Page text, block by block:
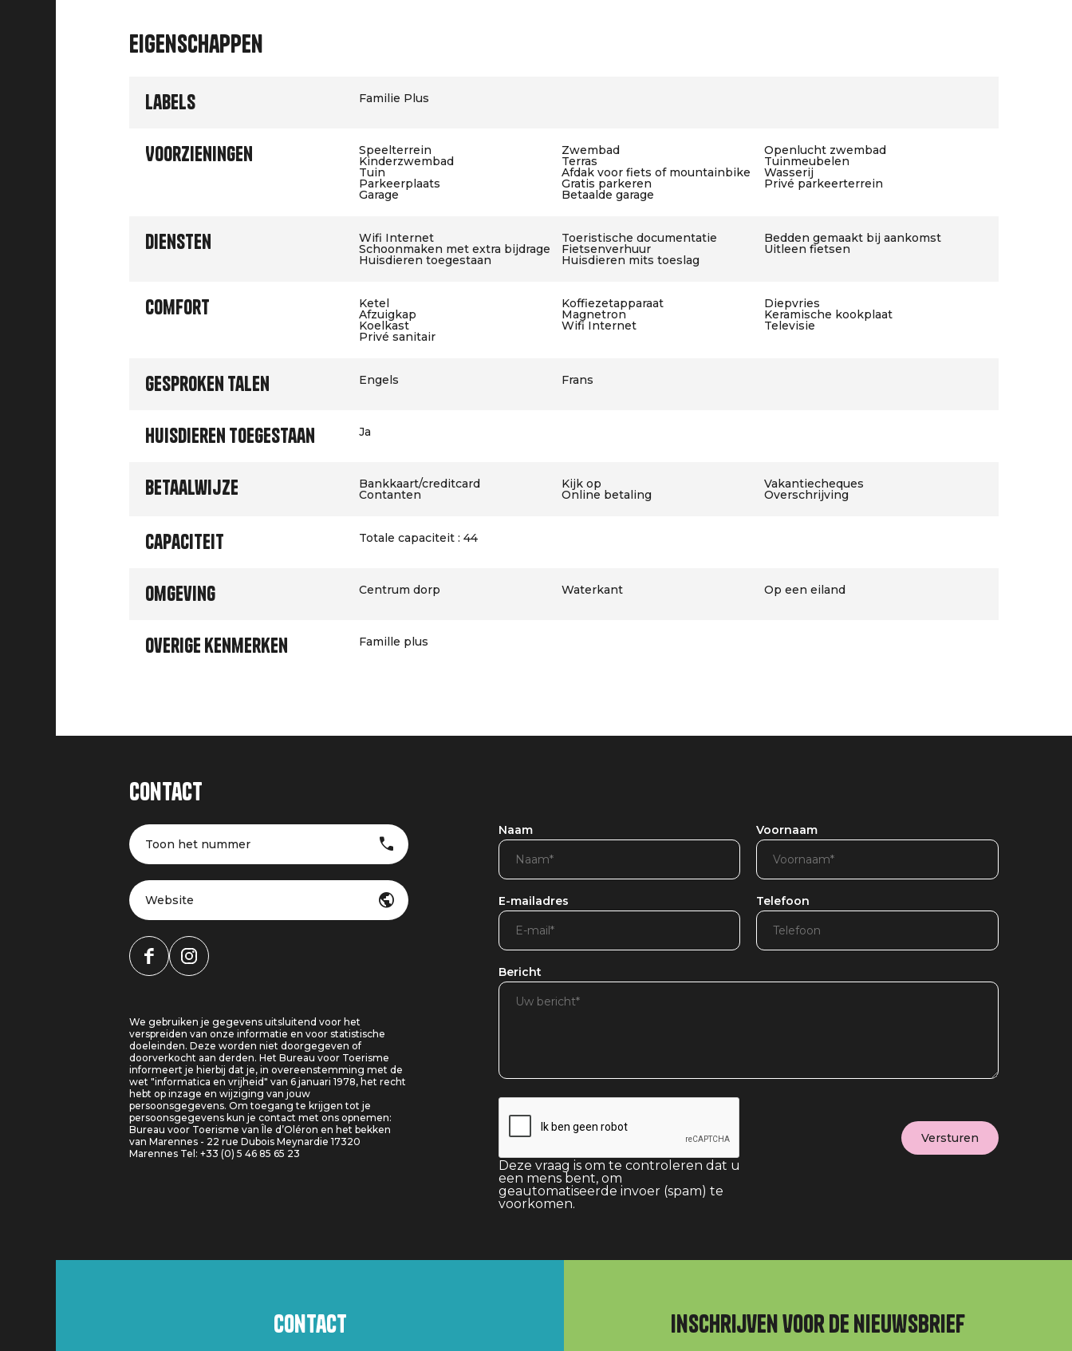
Eigenschappen
Labels Familie Plus
Voorzieningen Speelterrein Zwembad Openlucht zwembad
Kinderzwembad Terras Tuinmeubelen
Tuin Afdak voor fiets of mountainbike Wasserij
Parkeerplaats Gratis parkeren Privé parkeerterrein
Garage Betaalde garage
Diensten Wifi Internet Toeristische documentatie Bedden gemaakt bij aankomst
Schoonmaken met extra bijdrage Fietsenverhuur Uitleen fietsen
Huisdieren toegestaan Huisdieren mits toeslag
Comfort Ketel Koffiezetapparaat Diepvries
Afzuigkap Magnetron Keramische kookplaat
Koelkast Wifi Internet Televisie
Privé sanitair
Gesproken talen Engels Frans
Huisdieren toegestaan Ja
Betaalwijze Bankkaart/creditcard Kijk op Vakantiecheques
Contanten Online betaling Overschrijving
Capaciteit Totale capaciteit : 44
Omgeving Centrum dorp Waterkant Op een eiland
Overige kenmerken Famille plus
Contact
Toon het nummer
Website
We gebruiken je gegevens uitsluitend voor het
verspreiden van onze informatie en voor statistische
doeleinden. Deze worden niet doorgegeven of
doorverkocht aan derden. Het Bureau voor Toerisme
informeert je hierbij dat je, in overeenstemming met de
wet "informatica en vrijheid" van 6 januari 1978, het recht
hebt op inzage en wijziging van jouw
persoonsgegevens. Om toegang te krijgen tot je
persoonsgegevens kun je contact met ons opnemen:
Bureau voor Toerisme van Île d’Oléron en het bekken
van Marennes - 22 rue Dubois Meynardie 17320
Marennes Tel: +33 (0) 5 46 85 65 23
Naam Voornaam
E-mailadres Telefoon
Bericht
Deze vraag is om te controleren dat u
een mens bent, om
geautomatiseerde invoer (spam) te
voorkomen.
Contact Inschrijven voor de nieuwsbrief